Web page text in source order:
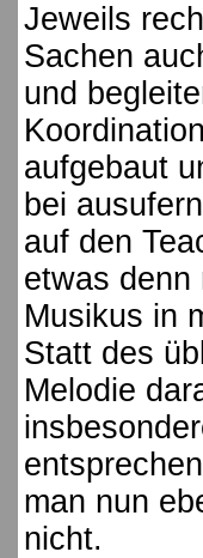
Jeweils
Sachen
und
aufgebaut
bei
auf den
etwas denn
Musikus in
Statt des
Melodie
man nun
nicht.